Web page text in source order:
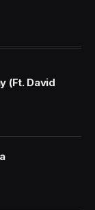
(Ft. David